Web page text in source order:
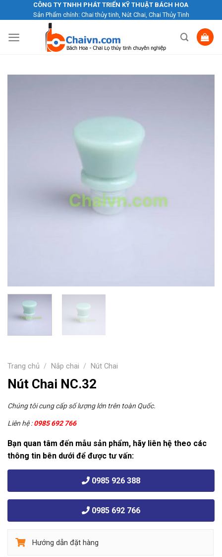
to
content
CÔNG TY TNHH PHÁT TRIỂN KỸ THUẬT BÁCH HOA
Sản Phẩm chính: Chai thủy tinh, Nút Chai, Chai Thủy Tinh
Trang chủ / Nắp chai / Nút Chai
Nút Chai NC.32
Chúng tôi cung cấp số lượng lớn trên toàn Quốc.
Liên hệ :0985 692 766
Bạn quan tâm đến mẫu sản phẩm, hãy liên hệ theo các
thông tin bên dưới để được tư vấn:
0985 926 388
0985 692 766
Hướng dẫn đặt hàng